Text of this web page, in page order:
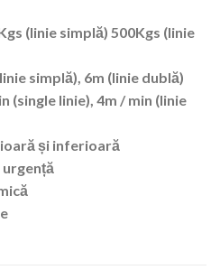
(linie simplă) 500Kgs (linie
simplă), 6m (linie dublă)
(single linie), 4m / min (linie
și inferioară